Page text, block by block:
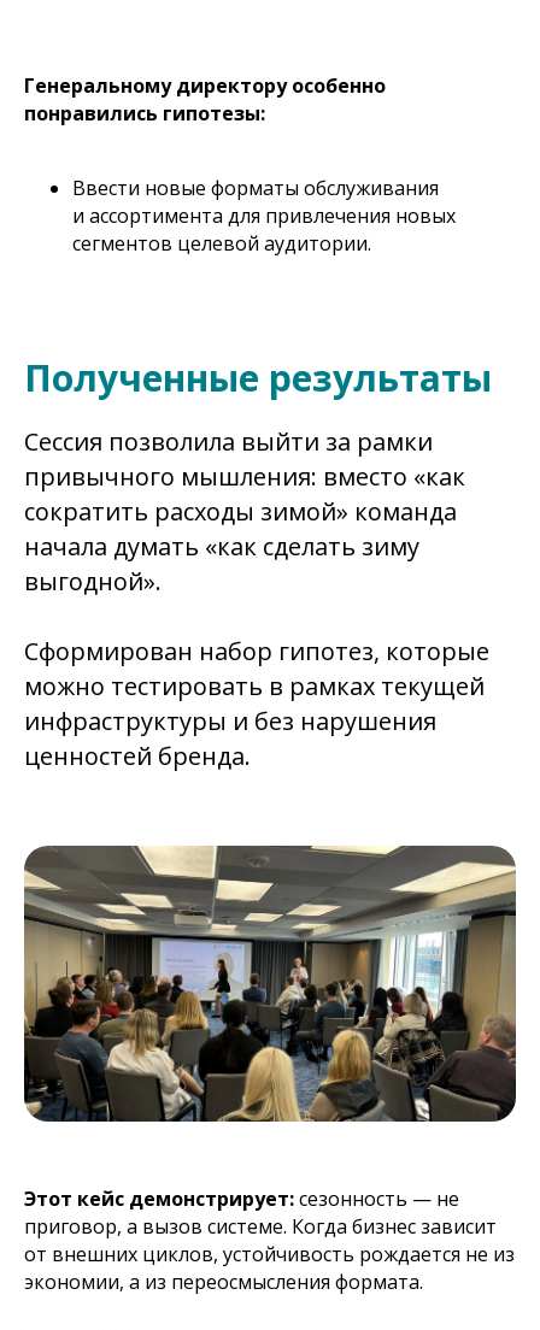
Генеральному директору особенно
понравились гипотезы:
Ввести новые форматы обслуживания
и ассортимента для привлечения новых
сегментов целевой аудитории.
Полученные результаты
Сессия позволила выйти за рамки
привычного мышления: вместо «как
сократить расходы зимой» команда
начала думать «как сделать зиму
выгодной».
Сформирован набор гипотез, которые
можно тестировать в рамках текущей
инфраструктуры и без нарушения
ценностей бренда.
Этот кейс демонстрирует:сезонность — не
приговор, а вызов системе. Когда бизнес зависит
от внешних циклов, устойчивость рождается не из
экономии, а из переосмысления формата.